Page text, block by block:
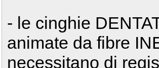
- le cinghie
animate da fibre
necessitano di